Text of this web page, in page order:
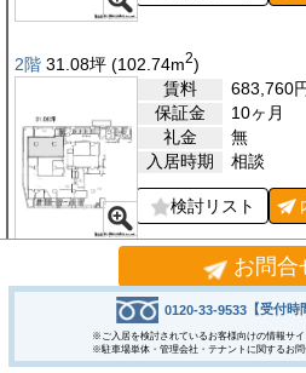
2階 31.08坪 (102.74m2)
賃料
683,760
保証金
10ヶ月
礼金
無
入居時期
相談
検討リスト
5階21.00坪(69.42m )
賃料
504,000
保証金
10ヶ月
礼金
無
お問合
0120-33-9533 【受付
※ご入居を検討されているお客様向けの情報サイ
※駐車場単体・管理会社・テナントに関するお問